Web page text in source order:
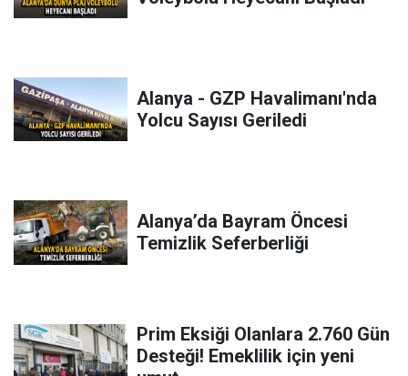
Alanya - GZP Havalimanı'nda
Yolcu Sayısı Geriledi
Alanya’da Bayram Öncesi
Temizlik Seferberliği
Prim Eksiği Olanlara 2.760 Gün
Desteği! Emeklilik için yeni